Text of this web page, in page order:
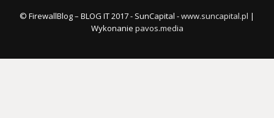
© FirewallBlog – BLOG IT 2017 - SunCapital -www.suncapital.pl |
Wykonanie pavos.media